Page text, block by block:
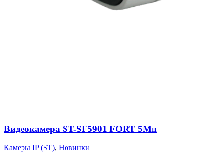
Видеокамера ST-SF5901 FORT 5Мп
Камеры IP (ST), Новинки